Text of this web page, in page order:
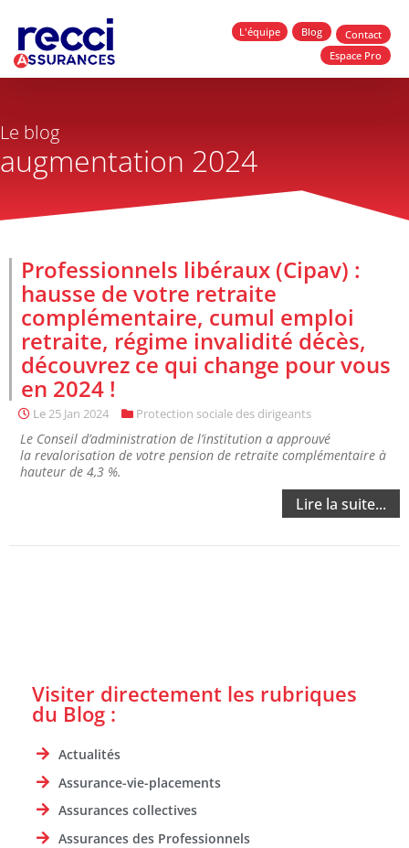
L'équipe Blog
Contact
Espace Pro
Le blog
augmentation 2024
Professionnels libéraux (Cipav) :
hausse de votre retraite
complémentaire, cumul emploi
retraite, régime invalidité décès,
découvrez ce qui change pour vous
en 2024 !
Le25 Jan 2024 Protection sociale des dirigeants
Le Conseil d’administration de l’institution a approuvé
la revalorisation de votre pension de retraite complémentaire à
hauteur de 4,3 %.
Lire la suite...
Visiter directement les rubriques
du Blog :
Actualités
Assurance-vie-placements
Assurances collectives
Assurances des Professionnels